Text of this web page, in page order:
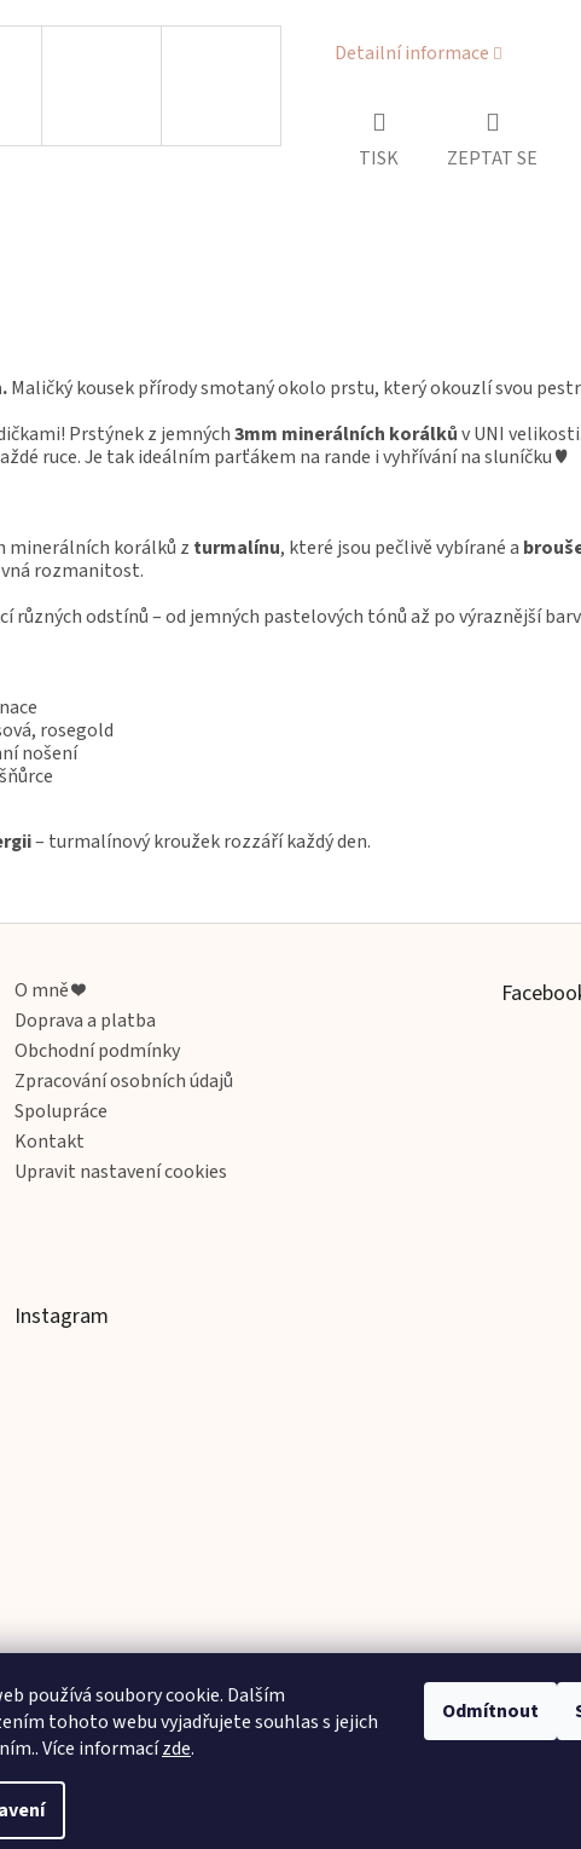
používá soubory cookie. Dalším
tohoto webu vyjadřujete souhlas s jejich
Více informacízde.
Odmítnout
Detailní informace
TISK ZEPTAT SE
Maličký kousek přírody smotaný okolo prstu, který okouzlí svou
Prstýnek z jemných3mm minerálních korálkův UNI
ruce. Je tak ideálním parťákem na rande i vyhřívání na sluníčku ♥
minerálních korálků z turmalínu, které jsou pečlivě vybírané a
rozmanitost.
různých odstínů – od jemných pastelových tónů až po výraznější
rosegold
nošení
– turmalínový kroužek rozzáří každý den.
O mně ❤️
Doprava a platba
Obchodní podmínky
Zpracování osobních údajů
Spolupráce
Kontakt
Upravit nastavení cookies
Instagram
Sledovat na Instagramu
práva vyhrazena.